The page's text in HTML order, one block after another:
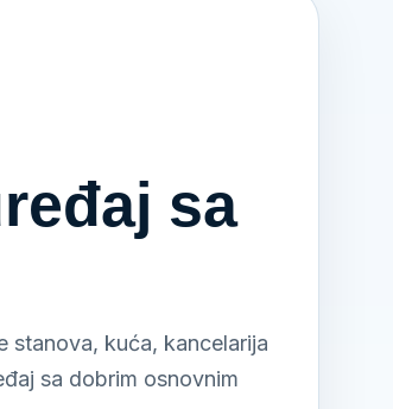
sa
stanova, kuća, kancelarija
sa dobrim osnovnim